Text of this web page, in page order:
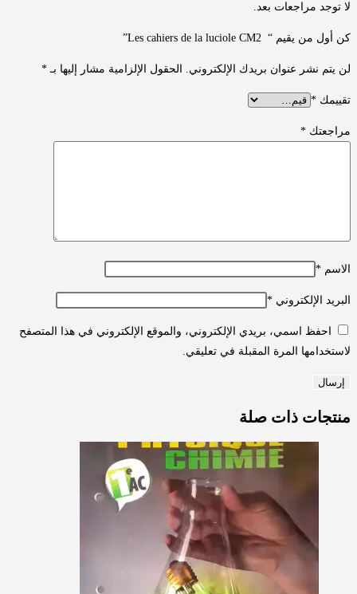
لا توجد مراجعات بعد.
كن أول من يقيم “ Les cahiers de la luciole CM2”
لن يتم نشر عنوان بريدك الإلكتروني. الحقول الإلزامية مشار إليها بـ *
تقييمك *
مراجعتك *
الاسم *
البريد الإلكتروني *
احفظ اسمي، بريدي الإلكتروني، والموقع الإلكتروني في هذا المتصفح
لاستخدامها المرة المقبلة في تعليقي.
منتجات ذات صلة